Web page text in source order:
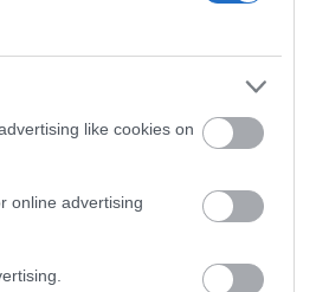
like cookies on
online advertising
Országos hírek
A lakosságra
Folytatódik a
ázsiai
szaporodási
Országos hírek